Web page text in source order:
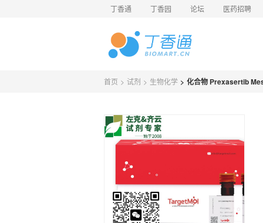
丁香通 丁香园 论坛 医药招聘
首页 > 试剂 > 生物化学 > 化合物 Prexasertib